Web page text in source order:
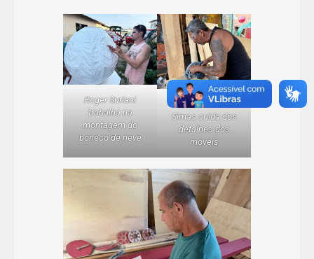
Roger Suriani
trabalha na
montagem do
boneco de neve
Marcio Alexandre
Simas cuida dos
detalhes dos
moveis